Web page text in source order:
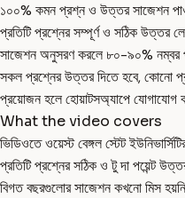
১০০% কমন প্রশ্ন ও উত্তর সাজেশন
প্রতিটি প্রশ্নের সম্পূর্ণ ও সঠিক উত্তর
সাজেশন অনুসরণ করলে ৮০-৯০% নম্বর
সকল প্রশ্নের উত্তর দিতে হবে, কোনো
প্রয়োজন হলে হোয়াটসঅ্যাপে যোগাযোগ
What the video covers
ভিডিওতে ওয়েস্ট বেঙ্গল স্টেট
প্রতিটি প্রশ্নের সঠিক ও টু দা পয়েন্ট
বিগত বছরগুলোর সাজেশন কখনো মিস